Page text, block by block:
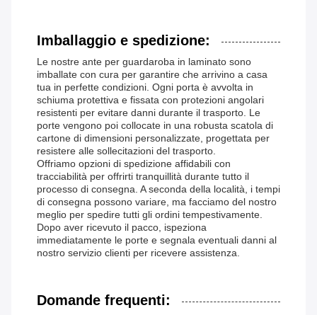
Imballaggio e spedizione:
Le nostre ante per guardaroba in laminato sono
imballate con cura per garantire che arrivino a casa
tua in perfette condizioni. Ogni porta è avvolta in
schiuma protettiva e fissata con protezioni angolari
resistenti per evitare danni durante il trasporto. Le
porte vengono poi collocate in una robusta scatola di
cartone di dimensioni personalizzate, progettata per
resistere alle sollecitazioni del trasporto.
Offriamo opzioni di spedizione affidabili con
tracciabilità per offrirti tranquillità durante tutto il
processo di consegna. A seconda della località, i tempi
di consegna possono variare, ma facciamo del nostro
meglio per spedire tutti gli ordini tempestivamente.
Dopo aver ricevuto il pacco, ispeziona
immediatamente le porte e segnala eventuali danni al
nostro servizio clienti per ricevere assistenza.
Domande frequenti: